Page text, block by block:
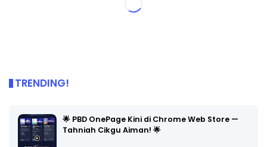
TRENDING!
🌟 PBD OnePage Kini di Chrome Web Store —
Tahniah Cikgu Aiman! 🌟